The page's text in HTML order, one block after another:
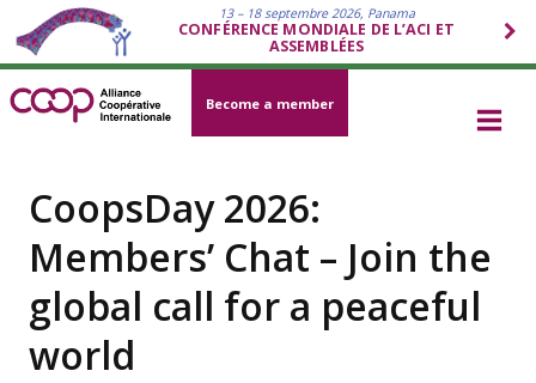
13 – 18 septembre 2026, Panama
CONFÉRENCE MONDIALE DE L’ACI ET
ASSEMBLÉES
Become a member
CoopsDay 2026:
Members’ Chat – Join the
global call for a peaceful
world